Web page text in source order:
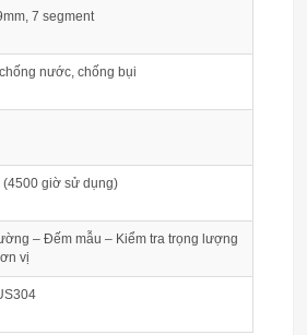
7 segment
nước, chống bụi
(4500 giờ sử dụng)
– Đếm mẫu – Kiểm tra trọng lượng
vị